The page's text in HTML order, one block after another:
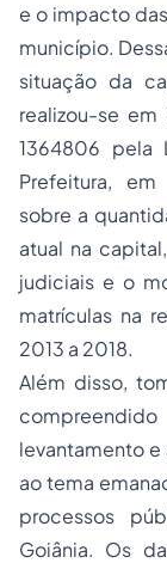
e o impacto
município.
situação da
realizou-se
1364806 pela
Prefeitura,
sobre a
atual na
judiciais e o
matrículas na
2013 a 2018.
Além disso,
levantamento
ao tema
processos
Goiânia. Os